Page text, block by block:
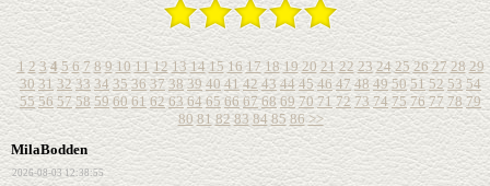
1 2 3 4 5 6 7 8 9 10 11 12 13 14 15 16 17 18 19 20 21 22 23 24 25 26 27 28 29
30 31 32 33 34 35 36 37 38 39 40 41 42 43 44 45 46 47 48 49 50 51 52 53 54
55 56 57 58 59 60 61 62 63 64 65 66 67 68 69 70 71 72 73 74 75 76 77 78 79
80 81 82 83 84 85 86 >>
MilaBodden
2026-08-03 12:38:55